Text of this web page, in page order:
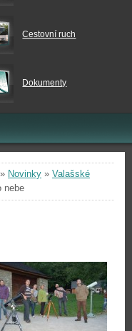
Cestovní ruch
Dokumenty
» Novinky » Valašské
nebe